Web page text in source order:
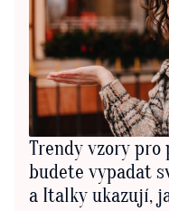
Trendy vzory pro
budete vypadat
a Italky ukazují,